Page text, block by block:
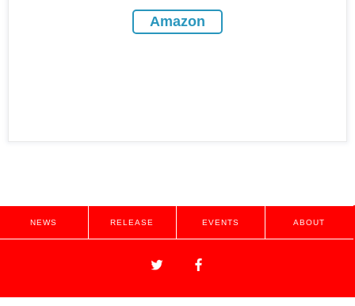
Amazon
NEWS RELEASE EVENTS ABOUT